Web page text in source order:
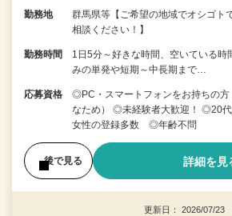
勤務地
群馬県等【ご希望の地域でオシゴ
相談ください！】
勤務時間
1日5分～好きな時間、空いている
みの単発や短期～中長期まで…
応募資格
◎PC・スマートフォンをお持ちの
なため） ◎未経験者大歓迎！ ◎20
女性の登録多数 ◎年齢不問
後で見る 詳細を見
更新日： 2026/07/